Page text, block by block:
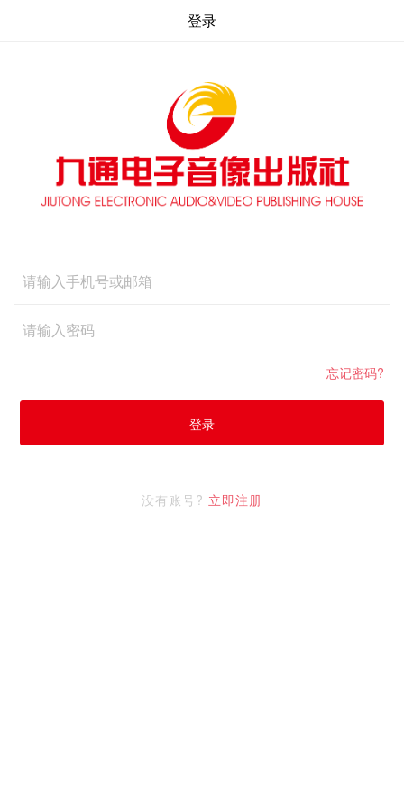
登录
忘记密码?
登录
没有账号? 立即注册